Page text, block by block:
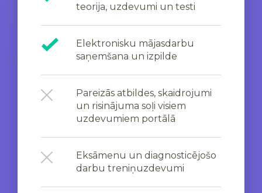
teorija, uzdevumi un testi
Elektronisku mājasdarbu
saņemšana un izpilde
Pareizās atbildes, skaidrojumi
un risinājuma soļi visiem
uzdevumiem portālā
Eksāmenu un diagnosticējošo
darbu treniņuzdevumi